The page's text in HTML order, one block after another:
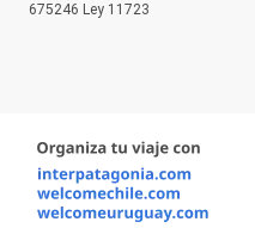
675246 Ley 11723